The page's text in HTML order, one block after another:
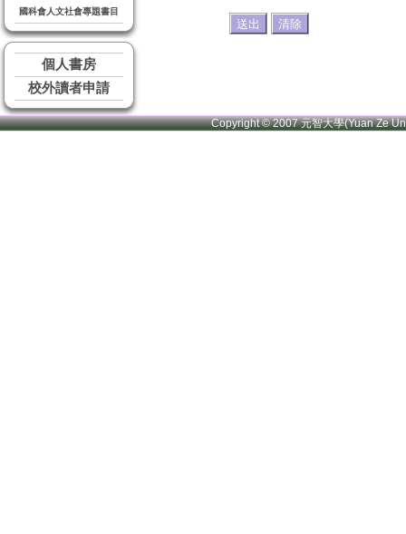
國科會人文社會專題書目
個人書房
校外讀者申請
Copyright © 2007 元智大學(Yuan Ze